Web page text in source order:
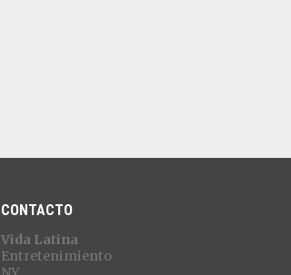
CONTACTO
Vida Latina
Entretenimiento